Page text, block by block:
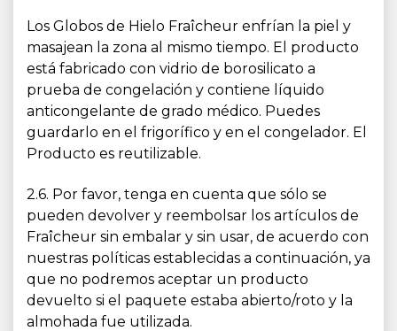
Los Globos de Hielo Fraîcheur enfrían la piel y
masajean la zona al mismo tiempo. El producto
está fabricado con vidrio de borosilicato a
prueba de congelación y contiene líquido
anticongelante de grado médico. Puedes
guardarlo en el frigorífico y en el congelador. El
Producto es reutilizable.
2.6. Por favor, tenga en cuenta que sólo se
pueden devolver y reembolsar los artículos de
Fraîcheur sin embalar y sin usar, de acuerdo con
nuestras políticas establecidas a continuación, ya
que no podremos aceptar un producto
devuelto si el paquete estaba abierto/roto y la
almohada fue utilizada.